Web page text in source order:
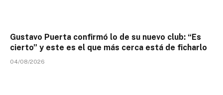
Gustavo Puerta confirmó lo de su nuevo club: “Es
cierto” y este es el que más cerca está de ficharlo
04/08/2026